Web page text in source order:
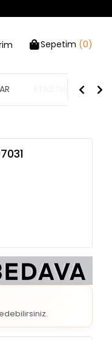
Sepetim (0)
ETİKETİN YARISI